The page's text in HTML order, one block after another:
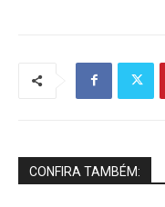
CONFIRA TAMBÉM: